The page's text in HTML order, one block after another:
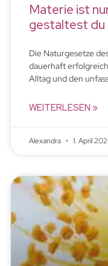
Materie ist
gestaltest du
Die Naturgesetze
dauerhaft
Alltag und den
WEITERLESEN »
Alexandra 1. April